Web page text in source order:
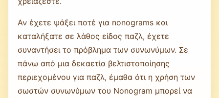
Αν έχετε ψάξει ποτέ για nonograms και
καταλήξατε σε λάθος είδος παζλ, έχετε
συναντήσει το πρόβλημα των συνωνύμων. Σε
πάνω από μια δεκαετία βελτιστοποίησης
περιεχομένου για παζλ, έμαθα ότι η χρήση των
σωστών συνωνύμων του Nonogram μπορεί να